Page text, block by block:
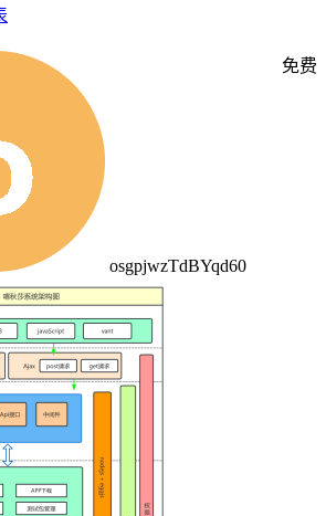
osgpjwzTdBYqd60
免费